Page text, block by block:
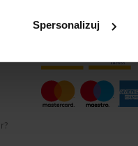
Spersonalizuj